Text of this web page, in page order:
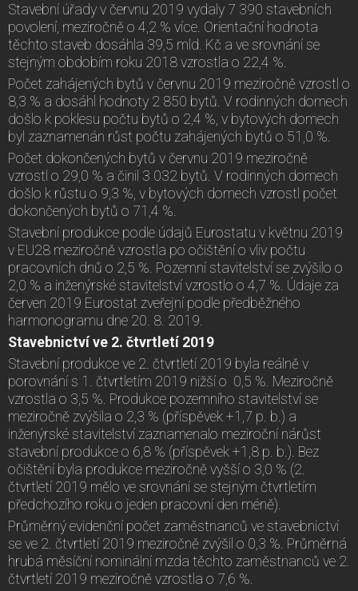
Stavební úřady v červnu 2019 vydaly 7 390 stavebních
povolení, meziročně o 4,2 % více. Orientační hodnota
těchto staveb dosáhla 39,5 mld. Kč a ve srovnání se
stejným obdobím roku 2018 vzrostla o 22,4 %.
Počet zahájených bytů v červnu 2019 meziročně vzrostl o
8,3 % a dosáhl hodnoty 2 850 bytů. V rodinných domech
došlo k poklesu počtu bytů o 2,4 %, v bytových domech
byl zaznamenán růst počtu zahájených bytů o 51,0 %.
Počet dokončených bytů v červnu 2019 meziročně
vzrostl o 29,0 % a činil 3 032 bytů. V rodinných domech
došlo k růstu o 9,3 %, v bytových domech vzrostl počet
dokončených bytů o 71,4 %.
Stavební produkce podle údajů Eurostatu v květnu 2019
v EU28 meziročně vzrostla po očištění o vliv počtu
pracovních dnů o 2,5 %. Pozemní stavitelství se zvýšilo o
2,0 % a inženýrské stavitelství vzrostlo o 4,7 %. Údaje za
červen 2019 Eurostat zveřejní podle předběžného
harmonogramu dne 20. 8. 2019.
Stavebnictví ve 2. čtvrtletí 2019
Stavební produkce ve 2. čtvrtletí 2019 byla reálně v
porovnání s 1. čtvrtletím 2019 nižší o 0,5 %. Meziročně
vzrostla o 3,5 %. Produkce pozemního stavitelství se
meziročně zvýšila o 2,3 % (příspěvek +1,7 p. b.) a
inženýrské stavitelství zaznamenalo meziroční nárůst
stavební produkce o 6,8 % (příspěvek +1,8 p. b.). Bez
očištění byla produkce meziročně vyšší o 3,0 % (2.
čtvrtletí 2019 mělo ve srovnání se stejným čtvrtletím
předchozího roku o jeden pracovní den méně).
Průměrný evidenční počet zaměstnanců ve stavebnictví
se ve 2. čtvrtletí 2019 meziročně zvýšil o 0,3 %. Průměrná
hrubá měsíční nominální mzda těchto zaměstnanců ve 2.
čtvrtletí 2019 meziročně vzrostla o 7,6 %.